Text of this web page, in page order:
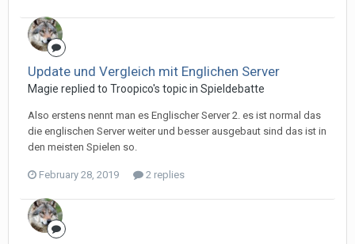
Update und Vergleich mit Englichen Server
Magie replied to Troopico's topic in Spieldebatte
Also erstens nennt man es Englischer Server 2. es ist normal das
die englischen Server weiter und besser ausgebaut sind das ist in
den meisten Spielen so.
February 28, 2019 2 replies